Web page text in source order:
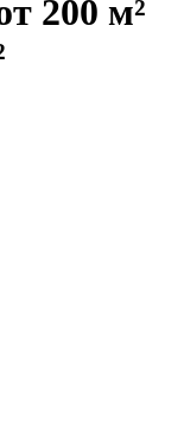
200 м²